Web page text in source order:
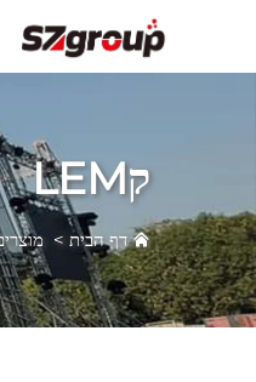
קLEM
דף הבית >